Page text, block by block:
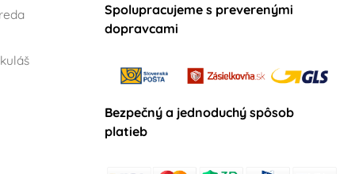
Spolupracujeme s preverenými
dopravcami
Bezpečný a jednoduchý spôsob
platieb